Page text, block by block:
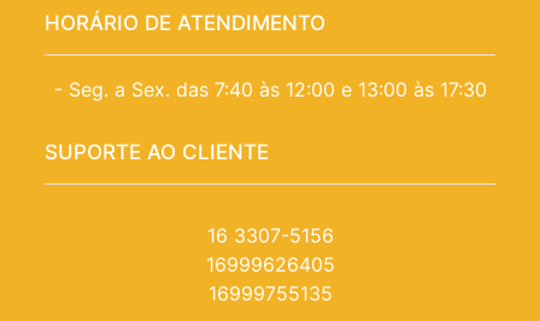
HORÁRIO DE ATENDIMENTO
- Seg. a Sex. das 7:40 às 12:00 e 13:00 às 17:30
SUPORTE AO CLIENTE
16 3307-5156
16999626405
16999755135